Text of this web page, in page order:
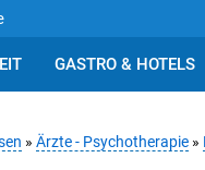
GASTRO & HOTELS
» Ärzte - Psychotherapie »